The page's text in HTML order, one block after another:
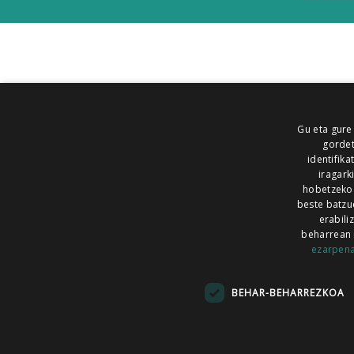
ALEA
MAILOPE NOAUA
Gu eta
hobetzeko.
beste
BEHAR-BEHARREZKOA